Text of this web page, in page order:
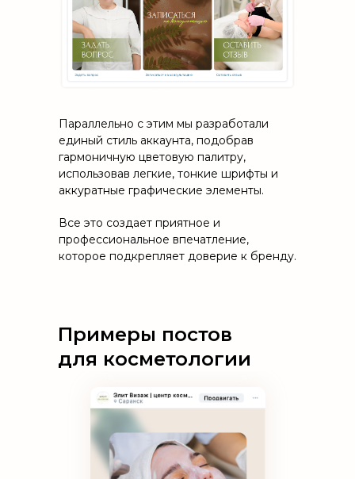
Все это создает приятное и
профессиональное впечатление,
которое подкрепляет доверие к бренду.
Параллельно с этим мы разработали
единый стиль аккаунта, подобрав
гармоничную цветовую палитру,
использовав легкие, тонкие шрифты и
аккуратные графические элементы.
Примеры постов
для косметологии